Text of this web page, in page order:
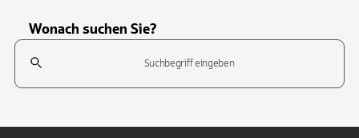
Wonach suchen Sie?
Suchfeld